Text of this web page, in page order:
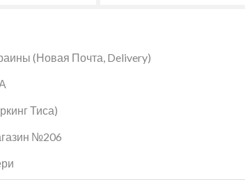
(Новая Почта, Delivery)
Тиса)
№206